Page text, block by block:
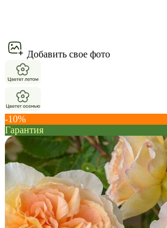
Добавить свое фото
-10%
Гарантия